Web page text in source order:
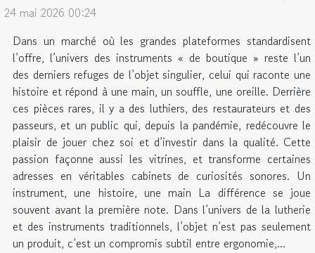
24 mai 2026 00:24
Dans un marché où les grandes plateformes standardisent
l’offre, l’univers des instruments « de boutique » reste l’un
des derniers refuges de l’objet singulier, celui qui raconte une
histoire et répond à une main, un souffle, une oreille. Derrière
ces pièces rares, il y a des luthiers, des restaurateurs et des
passeurs, et un public qui, depuis la pandémie, redécouvre le
plaisir de jouer chez soi et d’investir dans la qualité. Cette
passion façonne aussi les vitrines, et transforme certaines
adresses en véritables cabinets de curiosités sonores. Un
instrument, une histoire, une main La différence se joue
souvent avant la première note. Dans l’univers de la lutherie
et des instruments traditionnels, l’objet n’est pas seulement
un produit, c’est un compromis subtil entre ergonomie,...